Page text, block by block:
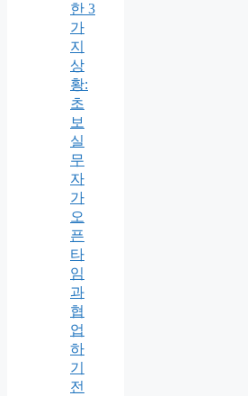
한 3
가
지
상
황:
초
보
실
무
자
가
오
픈
타
임
과
협
업
하
기
전